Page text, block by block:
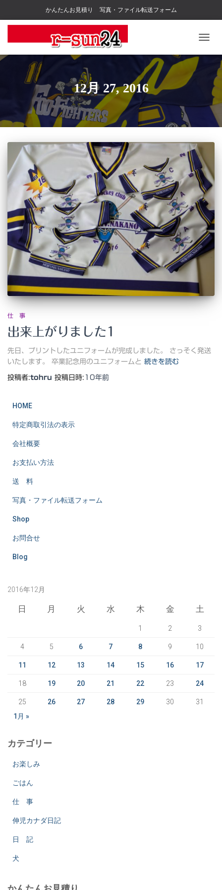
かんたんお見積り 写真・ファイル転送フォーム
ビ
12月 27, 2016
仕 事
出来上がりました1
先日、プリントしたユニフォームが完成しました。 さっそく発送
いたします。 卒業記念用のユニフォームと 続きを読む
投稿者:tohru 投稿日時: 10年前
HOME
特定商取引法の表示
会社概要
お支払い方法
送 料
写真・ファイル転送フォーム
Shop
お問合せ
Blog
2016年12月
日 月 火 水 木 金 土
1 2 3
4 5 6 7 8 9 10
11 12 13 14 15 16 17
18 19 20 21 22 23 24
25 26 27 28 29 30
31
1月 »
カテゴリー
お楽しみ
ごはん
仕 事
伸児カナダ日記
日 記
犬